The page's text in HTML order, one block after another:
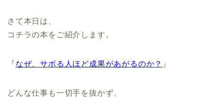
さて本日は、
コチラの本をご紹介します。
『なぜ、サボる人ほど成果があがるのか？ 』
どんな仕事も一切手を抜かず、